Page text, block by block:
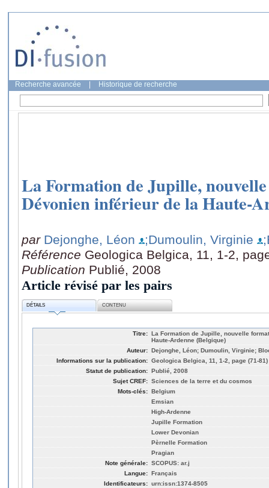
Recherche avancée Historique de recherche
La Formation de Jupille,
Dévonien inférieur de la Haute-
par Dejonghe, Léon ;Dumoulin, Virginie
Référence Geologica Belgica, 11, 1-2,
Publication Publié, 2008
Article révisé par les pairs
DÉTAILS CONTENU
Titre: La Formation de Jupille, nouvelle
Haute-Ardenne (Belgique)
Auteur: Dejonghe, Léon; Dumoulin, Virginie;
Informations sur la publication: Geologica Belgica, 11, 1-2, page (71-81)
Statut de publication: Publié, 2008
Sujet CREF: Sciences de la terre et du cosmos
Mots-clés: Belgium
Emsian
High-Ardenne
Jupille Formation
Lower Devonian
Pèrnelle Formation
Pragian
Note générale: SCOPUS: ar.j
Langue: Français
Identificateurs: urn:issn:1374-8505